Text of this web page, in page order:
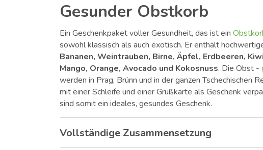
Gesunder Obstkorb
Ein Geschenkpaket voller Gesundheit, das ist ein
sowohl klassisch als auch exotisch. Er enthält
Bananen, Weintrauben, Birne, Äpfel, Erdbeeren,
Mango, Orange, Avocado und Kokosnuss. Die Obst -
werden in Prag, Brünn und in der ganzen Tschechischen
mit einer Schleife und einer Grußkarte als Geschenk
sind somit ein ideales, gesundes Geschenk.
Vollständige Zusammensetzung